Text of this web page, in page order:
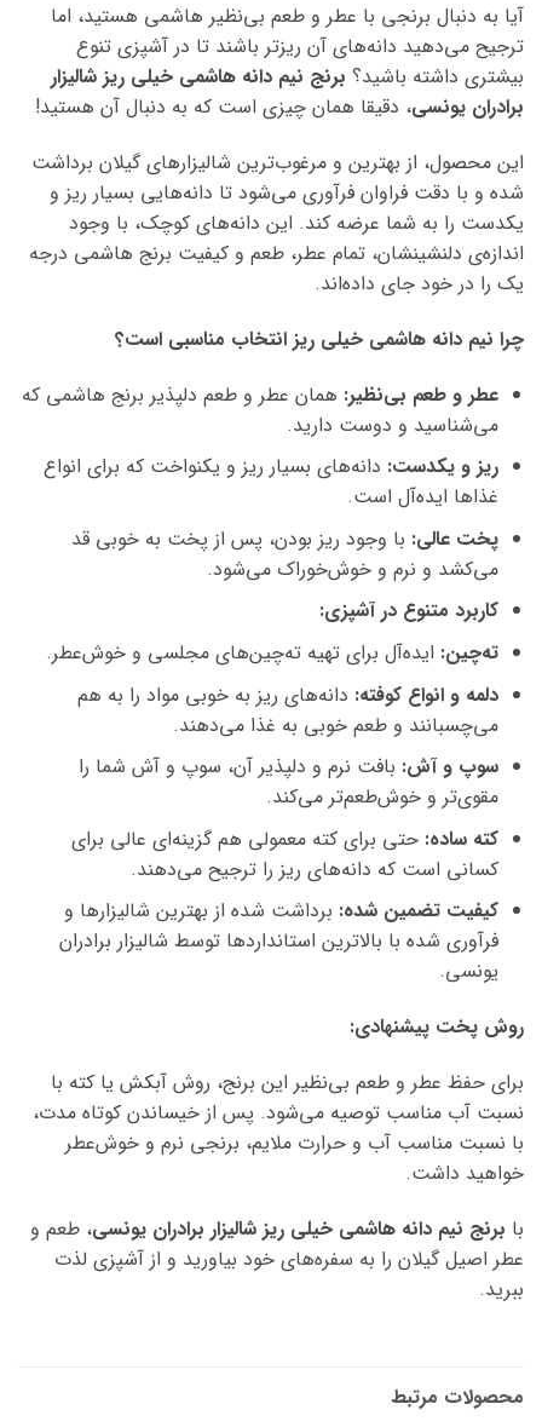
آیا به دنبال برنجی با عطر و طعم بی‌نظیر هاشمی هستید، اما
ترجیح می‌دهید دانه‌های آن ریزتر باشند تا در آشپزی تنوع
بیشتری داشته باشید؟ برنج نیم دانه هاشمی خیلی ریز شالیزار
برادران یونسی، دقیقا همان چیزی است که به دنبال آن هستید!
این محصول، از بهترین و مرغوب‌ترین شالیزارهای گیلان برداشت
شده و با دقت فراوان فرآوری می‌شود تا دانه‌هایی بسیار ریز و
یکدست را به شما عرضه کند. این دانه‌های کوچک، با وجود
اندازه‌ی دلنشینشان، تمام عطر، طعم و کیفیت برنج هاشمی درجه
یک را در خود جای داده‌اند.
چرا نیم دانه هاشمی خیلی ریز انتخاب مناسبی است؟
عطر و طعم بی‌نظیر: همان عطر و طعم دلپذیر برنج هاشمی که
می‌شناسید و دوست دارید.
ریز و یکدست: دانه‌های بسیار ریز و یکنواخت که برای انواع
غذاها ایده‌آل است.
پخت عالی: با وجود ریز بودن، پس از پخت به خوبی قد
می‌کشد و نرم و خوش‌خوراک می‌شود.
کاربرد متنوع در آشپزی:
ته‌چین: ایده‌آل برای تهیه ته‌چین‌های مجلسی و خوش‌عطر.
دلمه و انواع کوفته: دانه‌های ریز به خوبی مواد را به هم
می‌چسبانند و طعم خوبی به غذا می‌دهند.
سوپ و آش: بافت نرم و دلپذیر آن، سوپ و آش شما را
مقوی‌تر و خوش‌طعم‌تر می‌کند.
کته ساده: حتی برای کته معمولی هم گزینه‌ای عالی برای
کسانی است که دانه‌های ریز را ترجیح می‌دهند.
کیفیت تضمین شده: برداشت شده از بهترین شالیزارها و
فرآوری شده با بالاترین استانداردها توسط شالیزار برادران
یونسی.
روش پخت پیشنهادی:
برای حفظ عطر و طعم بی‌نظیر این برنج، روش آبکش یا کته با
نسبت آب مناسب توصیه می‌شود. پس از خیساندن کوتاه مدت،
با نسبت مناسب آب و حرارت ملایم، برنجی نرم و خوش‌عطر
خواهید داشت.
با برنج نیم دانه هاشمی خیلی ریز شالیزار برادران یونسی، طعم و
عطر اصیل گیلان را به سفره‌های خود بیاورید و از آشپزی لذت
ببرید.
محصولات مرتبط